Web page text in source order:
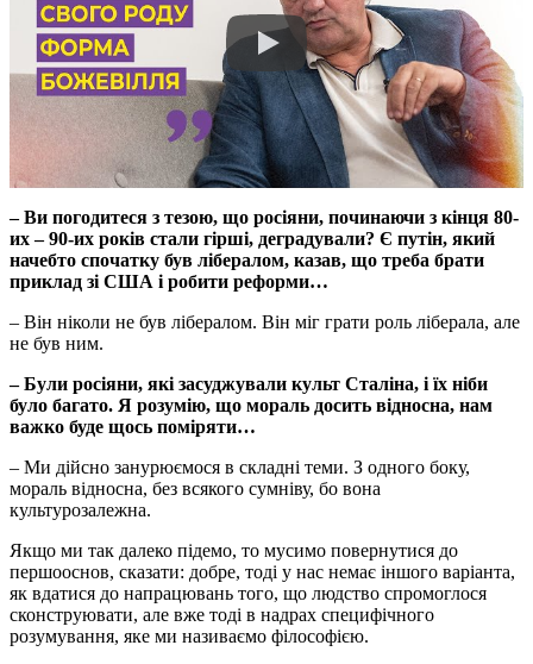
– Ви погодитеся з тезою, що росіяни, починаючи з кінця 80-
их – 90-их років стали гірші, деградували? Є путін, який
начебто спочатку був лібералом, казав, що треба брати
приклад зі США і робити реформи…
– Він ніколи не був лібералом. Він міг грати роль ліберала, але
не був ним.
– Були росіяни, які засуджували культ Сталіна, і їх ніби
було багато. Я розумію, що мораль досить відносна, нам
важко буде щось поміряти…
– Ми дійсно занурюємося в складні теми. З одного боку,
мораль відносна, без всякого сумніву, бо вона
культурозалежна.
Якщо ми так далеко підемо, то мусимо повернутися до
першооснов, сказати: добре, тоді у нас немає іншого варіанта,
як вдатися до напрацювань того, що людство спромоглося
сконструювати, але вже тоді в надрах специфічного
розумування, яке ми називаємо філософією.